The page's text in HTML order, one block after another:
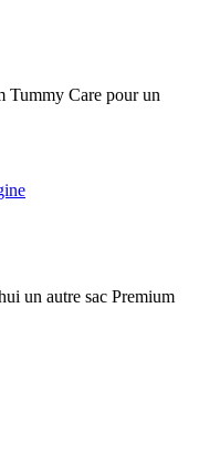
Tummy Care pour un
un autre sac Premium